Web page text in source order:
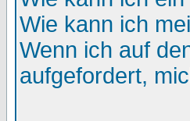
Wie kann ich
Wenn ich auf
aufgefordert,